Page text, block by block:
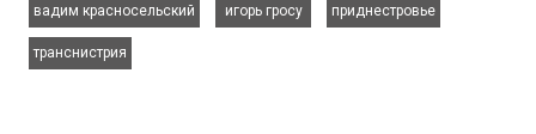
вадим красносельский
игорь гросу
приднестровье
транснистрия